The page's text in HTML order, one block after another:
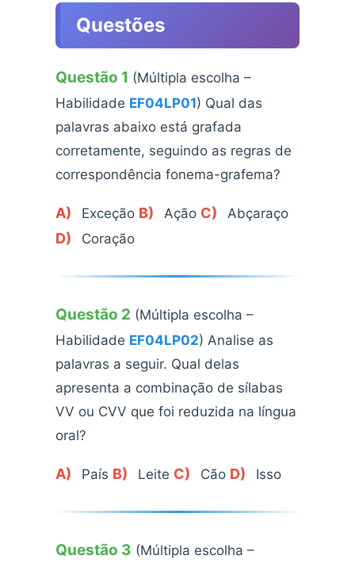
Questões
Questão 1 (Múltipla escolha –
Habilidade EF04LP01) Qual das
palavras abaixo está grafada
corretamente, seguindo as regras de
correspondência fonema-grafema?
A) Exceção B) Ação C) Abçaraço
D) Coração
Questão 2 (Múltipla escolha –
Habilidade EF04LP02) Analise as
palavras a seguir. Qual delas
apresenta a combinação de sílabas
VV ou CVV que foi reduzida na língua
oral?
A) País B) Leite C) Cão D) Isso
Questão 3 (Múltipla escolha –